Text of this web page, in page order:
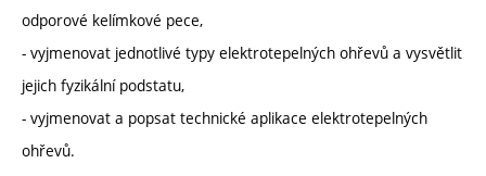
odporové kelímkové pece,
- vyjmenovat jednotlivé typy elektrotepelných ohřevů a vysvětlit
jejich fyzikální podstatu,
- vyjmenovat a popsat technické aplikace elektrotepelných
ohřevů.